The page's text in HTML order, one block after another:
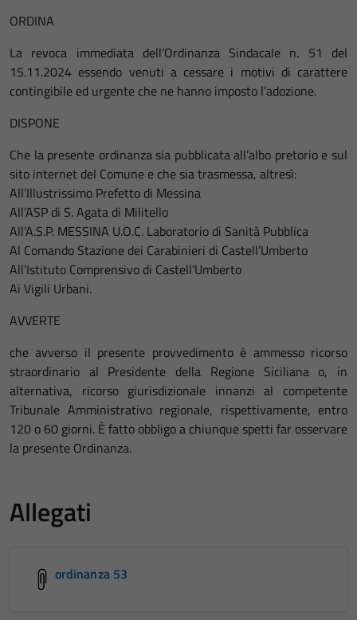
ORDINA
La revoca immediata dell’Ordinanza Sindacale n. 51 del
15.11.2024 essendo venuti a cessare i motivi di carattere
contingibile ed urgente che ne hanno imposto l’adozione.
DISPONE
Che la presente ordinanza sia pubblicata all’albo pretorio e sul
sito internet del Comune e che sia trasmessa, altresì:
All’Illustrissimo Prefetto di Messina
All’ASP di S. Agata di Militello
All’A.S.P. MESSINA U.O.C. Laboratorio di Sanità Pubblica
Al Comando Stazione dei Carabinieri di Castell’Umberto
All’Istituto Comprensivo di Castell’Umberto
Ai Vigili Urbani.
AVVERTE
che avverso il presente provvedimento è ammesso ricorso
straordinario al Presidente della Regione Siciliana o, in
alternativa, ricorso giurisdizionale innanzi al competente
Tribunale Amministrativo regionale, rispettivamente, entro
120 o 60 giorni. È fatto obbligo a chiunque spetti far osservare
la presente Ordinanza.
Allegati
ordinanza 53